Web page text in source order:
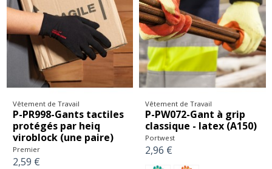
Vêtement de Travail
P-PR998-Gants tactiles
protégés par heiq
viroblock (une paire)
Premier
2,59 €
Vêtement de Travail
P-PW072-Gant à grip
classique - latex (A150)
Portwest
2,96 €